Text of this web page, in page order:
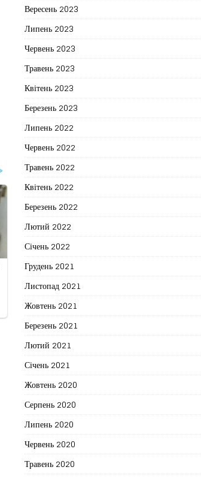
Вересень 2023
Липень 2023
Червень 2023
Травень 2023
Квітень 2023
Березень 2023
Липень 2022
Червень 2022
Травень 2022
Квітень 2022
Березень 2022
Лютий 2022
Січень 2022
Грудень 2021
Листопад 2021
Жовтень 2021
Березень 2021
Лютий 2021
Січень 2021
Жовтень 2020
Серпень 2020
Липень 2020
Червень 2020
Травень 2020